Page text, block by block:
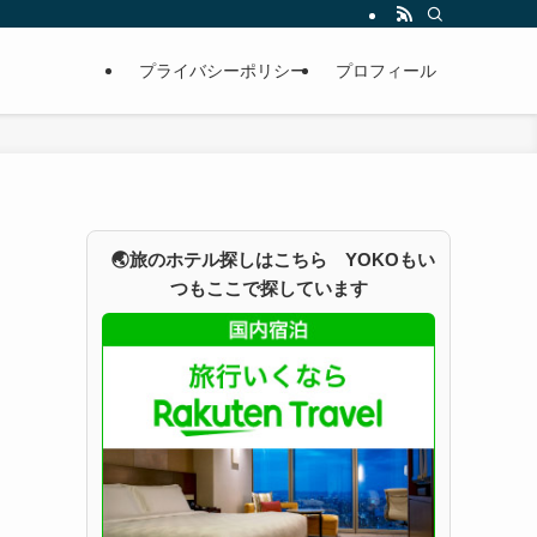
プライバシーポリシー プロフィール
🌏旅のホテル探しはこちら YOKOもい
つもここで探しています